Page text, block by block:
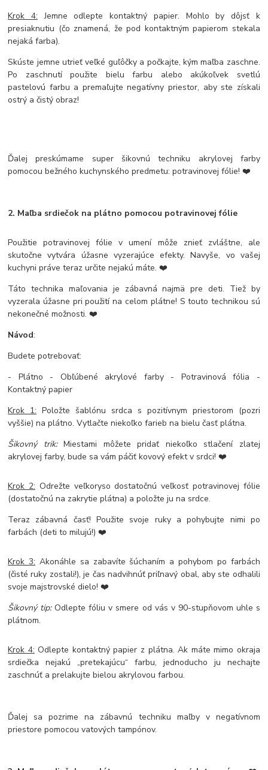
Krok 4: Jemne odlepte kontaktný papier. Mohlo by dôjsť k
presiaknutiu (čo znamená, že pod kontaktným papierom stekala
nejaká farba).
Skúste jemne utrieť veľké guľôčky a počkajte, kým maľba zaschne.
Po zaschnutí použite bielu farbu alebo akúkoľvek svetlú
pastelovú farbu a premaľujte negatívny priestor, aby ste získali
ostrý a čistý obraz!
Ďalej preskúmame super šikovnú techniku akrylovej farby
pomocou bežného kuchynského predmetu: potravinovej fólie! ❤️
2. Maľba srdiečok na plátno pomocou potravinovej fólie
Použitie potravinovej fólie v umení môže znieť zvláštne, ale
skutočne vytvára úžasne vyzerajúce efekty. Navyše, vo vašej
kuchyni práve teraz určite nejakú máte. ❤️
Táto technika maľovania je zábavná najmä pre deti. Tiež by
vyzerala úžasne pri použití na celom plátne! S touto technikou sú
nekonečné možnosti. ❤️
Návod:
Budete potrebovať:
- Plátno - Obľúbené akrylové farby - Potravinová fólia -
Kontaktný papier
Krok 1: Položte šablónu srdca s pozitívnym priestorom (pozri
vyššie) na plátno. Vytlačte niekoľko farieb na bielu časť plátna.
Šikovný trik:Miestami môžete pridať niekoľko stlačení zlatej
akrylovej farby, bude sa vám páčiť kovový efekt v srdci! ❤️
Krok 2: Odrežte veľkoryso dostatočnú veľkosť potravinovej fólie
(dostatočnú na zakrytie plátna) a položte ju na srdce.
Teraz zábavná časť! Použite svoje ruky a pohybujte nimi po
farbách (deti to milujú!) ❤️
Krok 3: Akonáhle sa zabavíte šúchaním a pohybom po farbách
(čisté ruky zostali!), je čas nadvihnúť priľnavý obal, aby ste odhalili
svoje majstrovské dielo! ❤️
Šikovný tip:Odlepte fóliu v smere od vás v 90-stupňovom uhle s
plátnom.
Krok 4: Odlepte kontaktný papier z plátna. Ak máte mimo okraja
srdiečka nejakú „pretekajúcu“ farbu, jednoducho ju nechajte
zaschnúť a prelakujte bielou akrylovou farbou.
Ďalej sa pozrime na zábavnú techniku maľby v negatívnom
priestore pomocou vatových tampónov.